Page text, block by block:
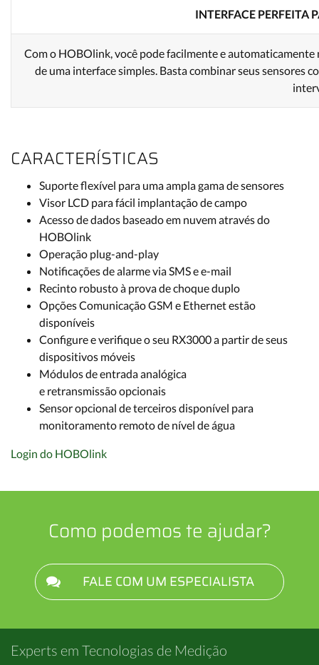
INTERFACE PERFEITA
Com o HOBOlink, você pode facilmente e
de uma interface simples. Basta combinar seus sensores
CARACTERÍSTICAS
Suporte flexível para uma ampla gama de sensores
Visor LCD para fácil implantação de campo
Acesso de dados baseado em nuvem através do
HOBOlink
Operação plug-and-play
Notificações de alarme via SMS e e-mail
Recinto robusto à prova de choque duplo
Opções Comunicação GSM e Ethernet estão
disponíveis
Configure e verifique o seu RX3000 a partir de seus
dispositivos móveis
Módulos de entrada analógica
e retransmissão opcionais
Sensor opcional de terceiros disponível para
monitoramento remoto de nível de água
Login do HOBOlink
Como podemos te ajudar?
FALE COM UM ESPECIALISTA
Experts em Tecnologias de Medição